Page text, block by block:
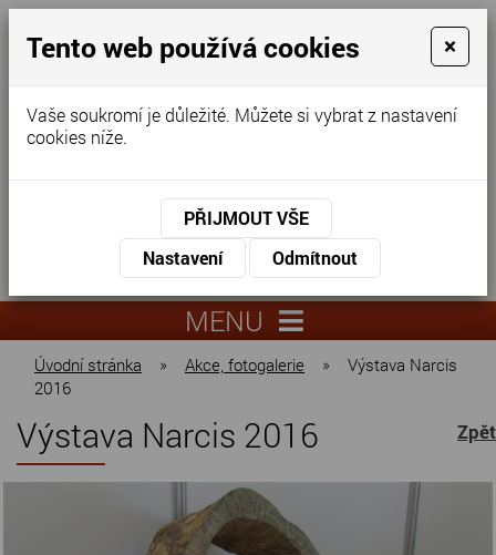
prohlídka
KONTAKTUJTE NÁS
KONTAKTUJTE NÁS
551
lysa.cz
MENU
Úvodní stránka » Akce, fotogalerie »
Výstava Narcis
2016
Výstava Narcis 2016 Zpět
Tento web používá cookies ×
Vaše soukromí je důležité. Můžete si vybrat z nastavení
cookies níže.
PŘIJMOUT VŠE
Nastavení
Odmítnout